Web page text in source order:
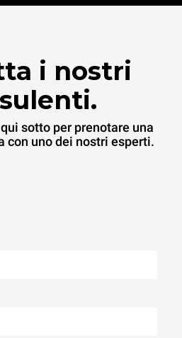
i nostri
sotto per prenotare una
con uno dei nostri esperti.